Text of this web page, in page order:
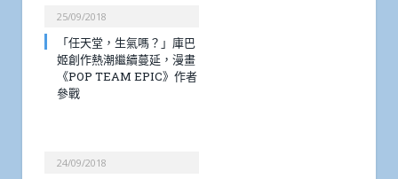
25/09/2018
「任天堂，生氣嗎？」庫巴
姬創作熱潮繼續蔓延，漫畫
《POP TEAM EPIC》作者
參戰
24/09/2018